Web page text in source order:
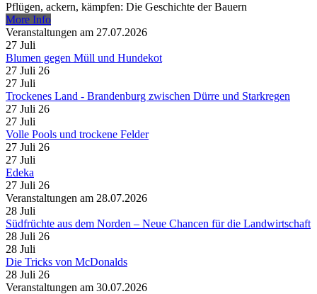
Pflügen, ackern, kämpfen: Die Geschichte der Bauern
More Info
Veranstaltungen am 27.07.2026
27 Juli
Blumen gegen Müll und Hundekot
27 Juli 26
27 Juli
Trockenes Land - Brandenburg zwischen Dürre und Starkregen
27 Juli 26
27 Juli
Volle Pools und trockene Felder
27 Juli 26
27 Juli
Edeka
27 Juli 26
Veranstaltungen am 28.07.2026
28 Juli
Südfrüchte aus dem Norden – Neue Chancen für die Landwirtschaft
28 Juli 26
28 Juli
Die Tricks von McDonalds
28 Juli 26
Veranstaltungen am 30.07.2026